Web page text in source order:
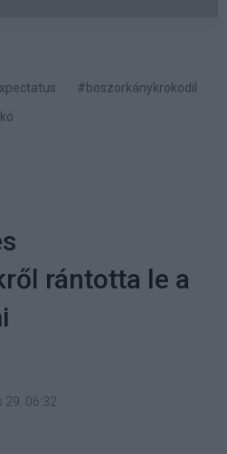
#boszorkánykrokodil
rántotta le a
29. 06:32